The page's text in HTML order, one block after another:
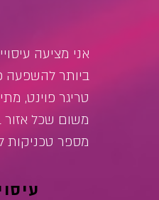
אני מציעה
ביותר להשפעה
טריגר פוינט,
משום שכל אזור
מספר טכניקות